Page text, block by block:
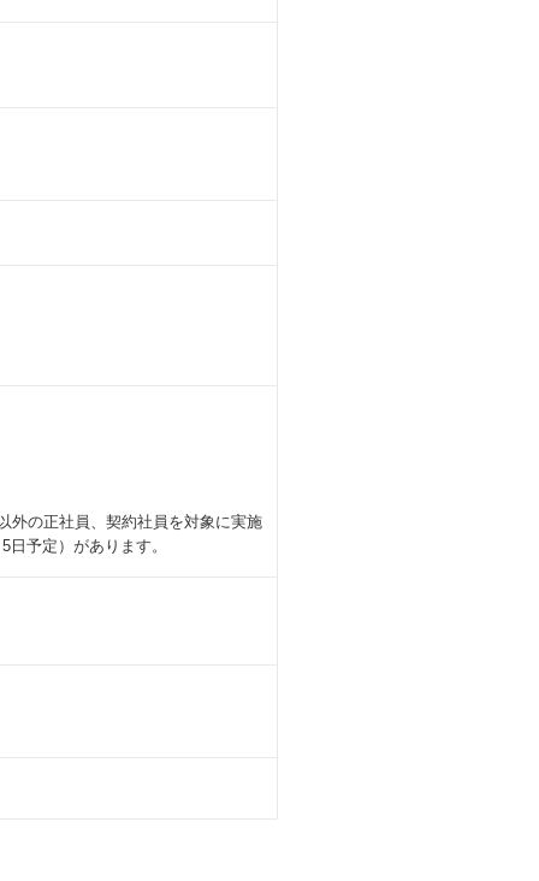
の正社員、契約社員を対象に実施
予定）があります。